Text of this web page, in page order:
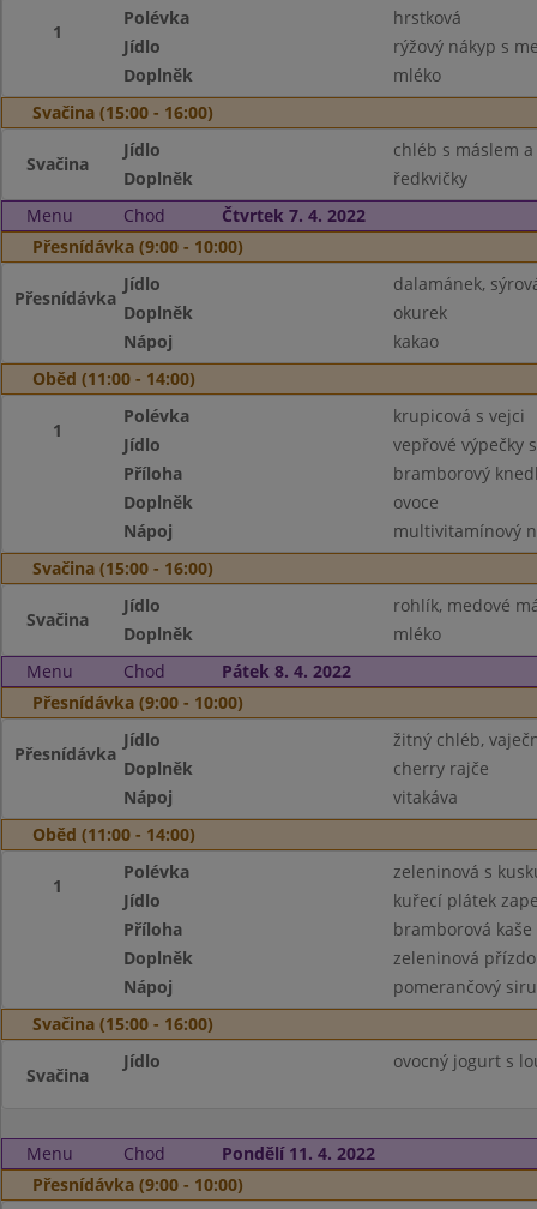
1
Polévka
hrstková
Jídlo
rýžový nákyp s
Doplněk
mléko
Svačina (15:00 - 16:00)
Svačina
Jídlo
chléb s máslem
Doplněk
ředkvičky
Menu
Chod
Čtvrtek 7. 4. 2022
Přesnídávka (9:00 - 10:00)
Přesnídávka
Jídlo
dalamánek,
Doplněk
okurek
Nápoj
kakao
Oběd (11:00 - 14:00)
1
Polévka
krupicová s vejci
Jídlo
vepřové výpečky
Příloha
bramborový
Doplněk
ovoce
Nápoj
multivitamínový
Svačina (15:00 - 16:00)
Svačina
Jídlo
rohlík, medové
Doplněk
mléko
Menu
Chod
Pátek 8. 4. 2022
Přesnídávka (9:00 - 10:00)
Přesnídávka
Jídlo
žitný chléb,
Doplněk
cherry rajče
Nápoj
vitakáva
Oběd (11:00 - 14:00)
1
Polévka
zeleninová s
Jídlo
kuřecí plátek
Příloha
bramborová kaše
Doplněk
zeleninová
Nápoj
pomerančový
Svačina (15:00 - 16:00)
Svačina
Jídlo ovocný jogurt s
Menu Chod
Pondělí 11. 4. 2022
Přesnídávka (9:00 - 10:00)